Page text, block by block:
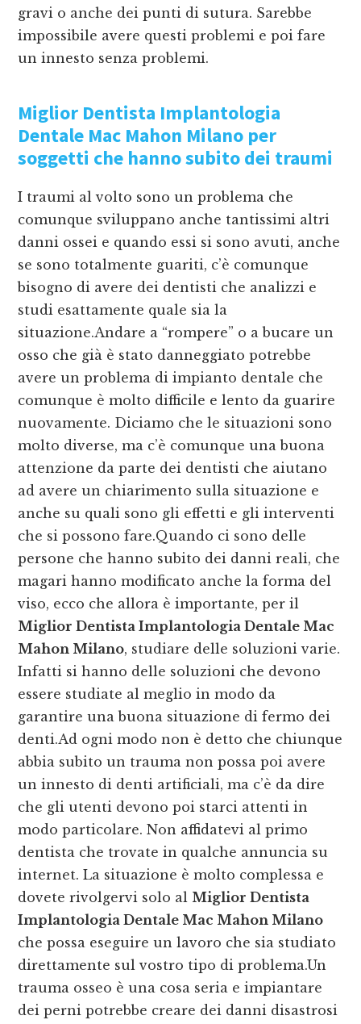
gravi o anche dei punti di sutura. Sarebbe
impossibile avere questi problemi e poi fare
un innesto senza problemi.
Miglior Dentista Implantologia
Dentale Mac Mahon Milano per
soggetti che hanno subito dei traumi
I traumi al volto sono un problema che
comunque sviluppano anche tantissimi altri
danni ossei e quando essi si sono avuti, anche
se sono totalmente guariti, c’è comunque
bisogno di avere dei dentisti che analizzi e
studi esattamente quale sia la
situazione.Andare a “rompere” o a bucare un
osso che già è stato danneggiato potrebbe
avere un problema di impianto dentale che
comunque è molto difficile e lento da guarire
nuovamente. Diciamo che le situazioni sono
molto diverse, ma c’è comunque una buona
attenzione da parte dei dentisti che aiutano
ad avere un chiarimento sulla situazione e
anche su quali sono gli effetti e gli interventi
che si possono fare.Quando ci sono delle
persone che hanno subito dei danni reali, che
magari hanno modificato anche la forma del
viso, ecco che allora è importante, per il
Miglior Dentista Implantologia Dentale Mac
Mahon Milano, studiare delle soluzioni varie.
Infatti si hanno delle soluzioni che devono
essere studiate al meglio in modo da
garantire una buona situazione di fermo dei
denti.Ad ogni modo non è detto che chiunque
abbia subito un trauma non possa poi avere
un innesto di denti artificiali, ma c’è da dire
che gli utenti devono poi starci attenti in
modo particolare. Non affidatevi al primo
dentista che trovate in qualche annuncia su
internet. La situazione è molto complessa e
dovete rivolgervi solo al Miglior Dentista
Implantologia Dentale Mac Mahon Milano
che possa eseguire un lavoro che sia studiato
direttamente sul vostro tipo di problema.Un
trauma osseo è una cosa seria e impiantare
dei perni potrebbe creare dei danni disastrosi